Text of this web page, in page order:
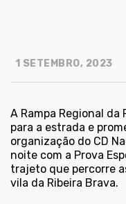
1 SETEMBRO, 2023
A Rampa Regional da
para a estrada e
organização do CD
noite com a Prova
trajeto que percorre
vila da Ribeira Brava.